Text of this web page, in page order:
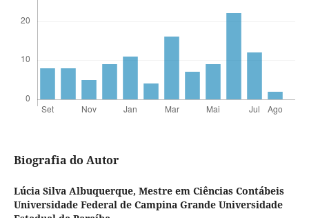
Biografia do Autor
Lúcia Silva Albuquerque, Mestre em Ciências Contábeis
Universidade Federal de Campina Grande Universidade